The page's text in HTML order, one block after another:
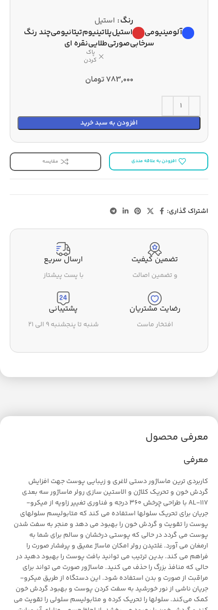
رنگ استیل
آلومینیومی
استیلپلاتینیومتیتانیومیچند رنگ
سرخابیصورتیطلایینقره ای
پاک
کردن
783,000تومان
افزودن به سبد خرید
افزودن به علاقه مندی مقایسه
اشتراک گذاری:
تضمین کیفیت
و تضمین اصالت
ارسال سریع
با پست پیشتاز
رضایت مشتریان
افتخار ماست
پشتیبانی
شنبه تا پنجشنبه ۹ الی ۲۱
معرفی محصول
معرفی
کاربردی ترین ماساژور دستی لاغری و زیبایی پوست جهت افزایش
گردش خون و تحریک کلاژن و الاستین سازی رولر ماساژور سه بعدی
AL-117 با طراحی چرخش 360 درجه و فناوری تغییر زاویه از میکرو-
جریان برای تحریک سلولها استفاده می کند که متابولیسم سلولهای
پوست را تقویت و گردش خون را بهبود می دهد و منجر به سفت شدن
پوست می گردد در حالی که پوستی درخشان و سالم برای شما به
ارمغان می آورد. غلتیدن رولر امکان ماساژ عمیق و پرفشار صورت را
فراهم می کند. بدین ترتیب می توانید بافت پوست را بهبود دهید در
حالی که منافذ بزرگ را حذف می کنید. ماساژور صورت می تواند برای
مراقبت از صورت و بدن استفاده شود. این دستگاه از طریق میکرو-
جریان ناشی از نور خورشید به سفت کردن پوست و بهبود گردش خون
کمک می‌کند. سلولها را تحریک کرده و متابولیسم سلولی را تقویت می